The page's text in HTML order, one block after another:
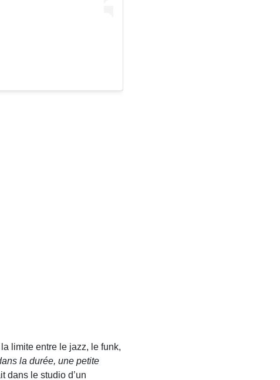
limite entre le jazz, le funk,
la durée, une petite
dans le studio d’un